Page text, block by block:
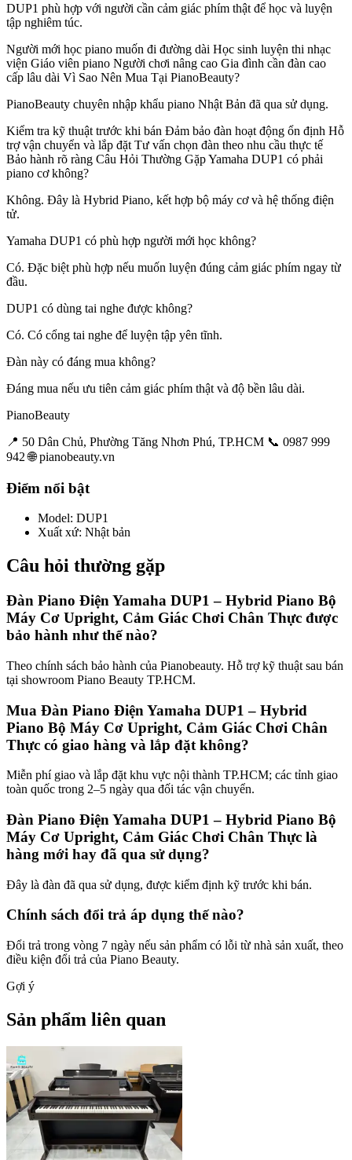
DUP1 phù hợp với người cần cảm giác phím thật để học và luyện
tập nghiêm túc.
Người mới học piano muốn đi đường dài Học sinh luyện thi nhạc
viện Giáo viên piano Người chơi nâng cao Gia đình cần đàn cao
cấp lâu dài Vì Sao Nên Mua Tại PianoBeauty?
PianoBeauty chuyên nhập khẩu piano Nhật Bản đã qua sử dụng.
Kiểm tra kỹ thuật trước khi bán Đảm bảo đàn hoạt động ổn định Hỗ
trợ vận chuyển và lắp đặt Tư vấn chọn đàn theo nhu cầu thực tế
Bảo hành rõ ràng Câu Hỏi Thường Gặp Yamaha DUP1 có phải
piano cơ không?
Không. Đây là Hybrid Piano, kết hợp bộ máy cơ và hệ thống điện
tử.
Yamaha DUP1 có phù hợp người mới học không?
Có. Đặc biệt phù hợp nếu muốn luyện đúng cảm giác phím ngay từ
đầu.
DUP1 có dùng tai nghe được không?
Có. Có cổng tai nghe để luyện tập yên tĩnh.
Đàn này có đáng mua không?
Đáng mua nếu ưu tiên cảm giác phím thật và độ bền lâu dài.
PianoBeauty
📍 50 Dân Chủ, Phường Tăng Nhơn Phú, TP.HCM 📞 0987 999
942 🌐 pianobeauty.vn
Điểm nổi bật
Model: DUP1
Xuất xứ: Nhật bản
Câu hỏi thường gặp
Đàn Piano Điện Yamaha DUP1 – Hybrid Piano Bộ
Máy Cơ Upright, Cảm Giác Chơi Chân Thực được
bảo hành như thế nào?
Theo chính sách bảo hành của Pianobeauty. Hỗ trợ kỹ thuật sau bán
tại showroom Piano Beauty TP.HCM.
Mua Đàn Piano Điện Yamaha DUP1 – Hybrid
Piano Bộ Máy Cơ Upright, Cảm Giác Chơi Chân
Thực có giao hàng và lắp đặt không?
Miễn phí giao và lắp đặt khu vực nội thành TP.HCM; các tỉnh giao
toàn quốc trong 2–5 ngày qua đối tác vận chuyển.
Đàn Piano Điện Yamaha DUP1 – Hybrid Piano Bộ
Máy Cơ Upright, Cảm Giác Chơi Chân Thực là
hàng mới hay đã qua sử dụng?
Đây là đàn đã qua sử dụng, được kiểm định kỹ trước khi bán.
Chính sách đổi trả áp dụng thế nào?
Đổi trả trong vòng 7 ngày nếu sản phẩm có lỗi từ nhà sản xuất, theo
điều kiện đổi trả của Piano Beauty.
Gợi ý
Sản phẩm liên quan